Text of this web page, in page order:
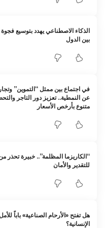
الذكاء الاصطناعي يهدد بتوسيع
بين الدول
في اجتماع بين ممثل “التموين” وتجار
عن النمطية.. تعزيز دور التاجر
متنوع بأرخص الأسعار
“الكاريزما المظلمة”.. خبيرة تحذر
للتقدير والأمان
هل تفتح «الأرحام الصناعية» باباً
الإنسانية؟